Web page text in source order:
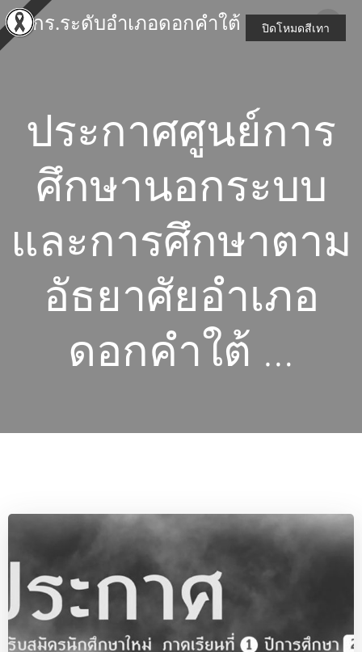
to
สกร.ระดับอำเภอดอกคำใต้
ประกาศศูนย์การ
ศึกษานอกระบบ
และการศึกษาตาม
อัธยาศัยอำเภอ
ดอกคำใต้ …
ปิดโหมดสีเทา